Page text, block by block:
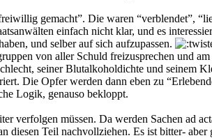
gemacht”. Die waren “verblendet”,
einfach nicht klar, und es
und selber auf sich aufzupassen.
von aller Schuld freizusprechen und
seiner Blutalkoholdichte und seinem
Die Opfer werden dann eben zu
Logik, genauso bekloppt.
verfolgen müssen. Da werden Sachen ad
Teil nachvollziehen. Es ist bitter-